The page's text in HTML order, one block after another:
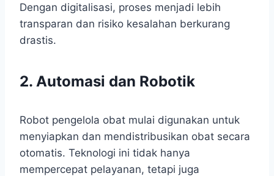
Dengan digitalisasi, proses menjadi lebih
transparan dan risiko kesalahan berkurang
drastis.
2. Automasi dan Robotik
Robot pengelola obat mulai digunakan untuk
menyiapkan dan mendistribusikan obat secara
otomatis. Teknologi ini tidak hanya
mempercepat pelayanan, tetapi juga